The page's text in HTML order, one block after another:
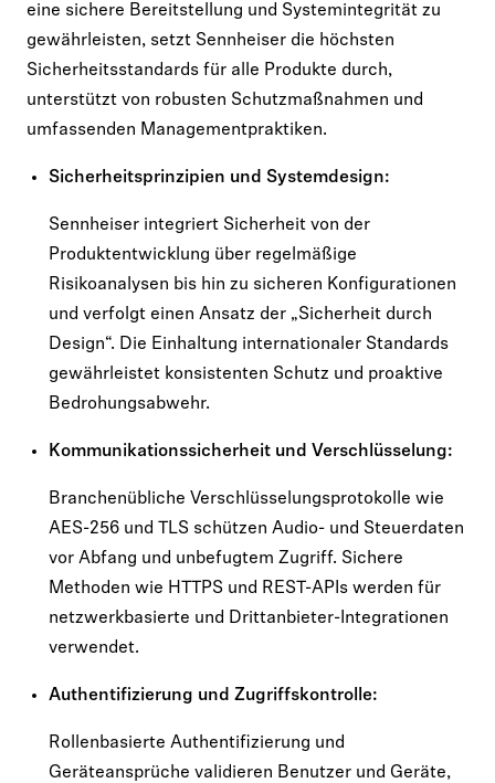
eine sichere Bereitstellung und Systemintegrität zu
gewährleisten, setzt Sennheiser die höchsten
Sicherheitsstandards für alle Produkte durch,
unterstützt von robusten Schutzmaßnahmen und
umfassenden Managementpraktiken.
Sicherheitsprinzipien und Systemdesign:
Sennheiser integriert Sicherheit von der
Produktentwicklung über regelmäßige
Risikoanalysen bis hin zu sicheren Konfigurationen
und verfolgt einen Ansatz der „Sicherheit durch
Design“. Die Einhaltung internationaler Standards
gewährleistet konsistenten Schutz und proaktive
Bedrohungsabwehr.
Kommunikationssicherheit und Verschlüsselung:
Branchenübliche Verschlüsselungsprotokolle wie
AES-256 und TLS schützen Audio- und Steuerdaten
vor Abfang und unbefugtem Zugriff. Sichere
Methoden wie HTTPS und REST-APIs werden für
netzwerkbasierte und Drittanbieter-Integrationen
verwendet.
Authentifizierung und Zugriffskontrolle:
Rollenbasierte Authentifizierung und
Geräteansprüche validieren Benutzer und Geräte,